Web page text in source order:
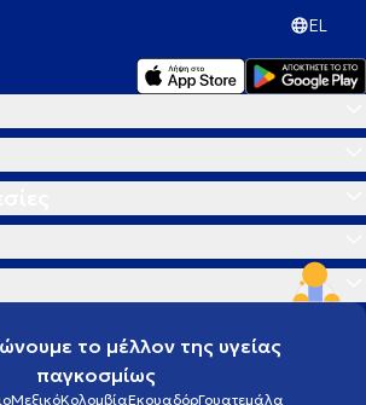
EL
το μέλλον της υγείας
παγκοσμίως
ΜεξικόΚολομβίαΕκουαδόρΓουατεμάλα